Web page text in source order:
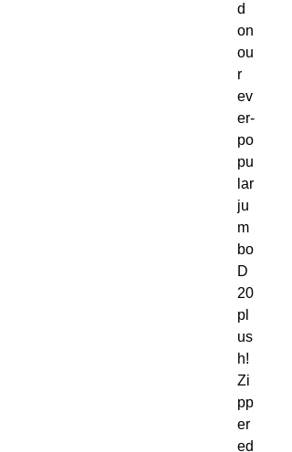
d
on
ou
r
ev
er-
po
pu
lar
ju
m
bo
D
20
pl
us
h!
Zi
pp
er
ed